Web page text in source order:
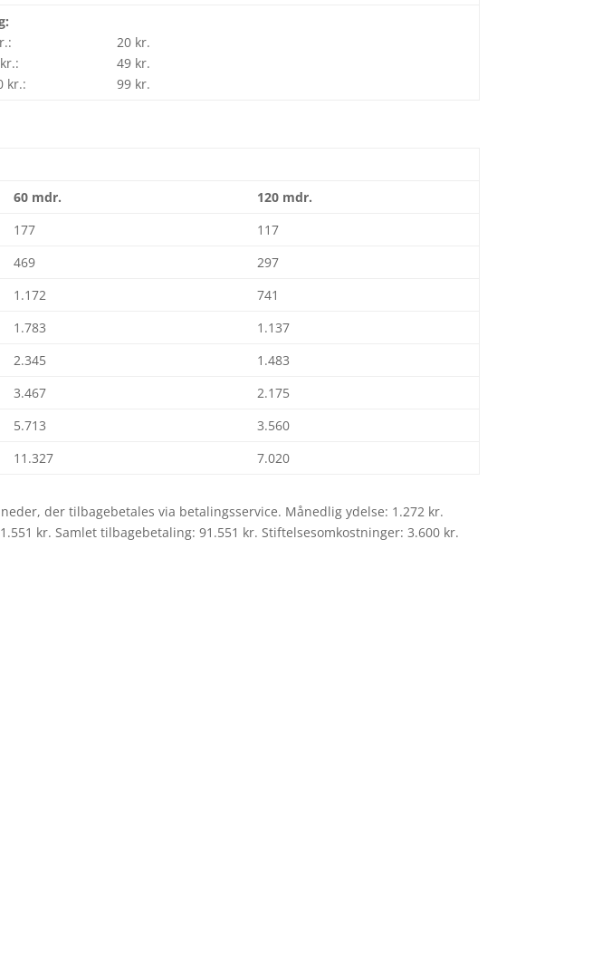
kr.: 20 kr.
50.000 kr.: 49 kr.
kr.: 99 kr.
60 mdr.
120 mdr.
177
117
469
297
1.172
741
1.783
1.137
2.345
1.483
3.467
2.175
5.713
3.560
11.327 7.020
der tilbagebetales via betalingsservice. Månedlig ydelse: 1.272 kr.
kr. Samlet tilbagebetaling: 91.551 kr. Stiftelsesomkostninger: 3.600 kr.